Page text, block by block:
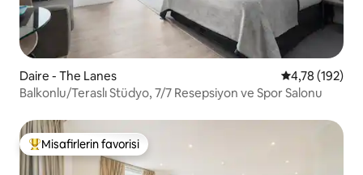
Daire - The Lanes 5 üzerinden
4,78 (192)
Balkonlu/Teraslı Stüdyo, 7/7 Resepsiyon ve Spor Salonu
Misafirlerin favorilerinden en beğenilenler arasında
Misafirlerin favorisi